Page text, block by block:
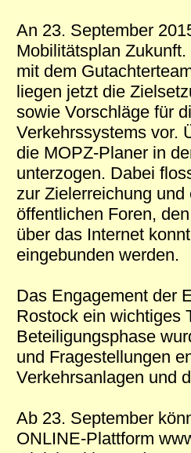
An 23. September
Mobilitätsplan
mit dem
liegen jetzt die
sowie Vorschläge für
Verkehrssystems vor.
die MOPZ-Planer in
unterzogen. Dabei
zur Zielerreichung
öffentlichen Foren,
über das Internet
eingebunden werden.
Das Engagement der
Rostock ein wichtiges
Beteiligungsphase
und Fragestellungen
Verkehrsanlagen und
Ab 23. September
ONLINE-Plattform